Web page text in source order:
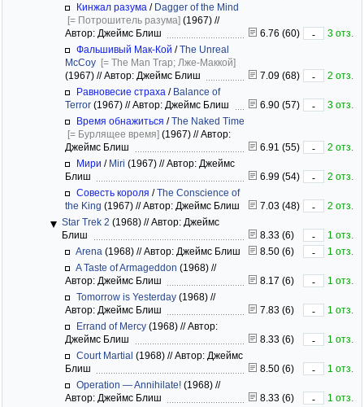
Кинжал разума / Dagger of the Mind
[= Потрошитель разума] (1967) //
Автор: Джеймс Блиш
6.76 (60) -
3 отз.
Фальшивый Мак-Кой /The Unreal
McCoy [= The Man Trap; Лже-Маккой]
(1967) //Автор: Джеймс Блиш 7.09 (68) -
2 отз.
Равновесие страха / Balance of
Terror (1967) //Автор: Джеймс Блиш 6.90 (57) -
3 отз.
Время обнажиться /The Naked Time
[= Бурлящее время] (1967) //Автор:
Джеймс Блиш
6.91 (55) -
2 отз.
Мири / Miri (1967) //Автор: Джеймс
Блиш
6.99 (54) -
2 отз.
Совесть короля /The Conscience of
the King (1967) //Автор: Джеймс Блиш 7.03 (48) -
2 отз.
Star Trek 2 (1968) //Автор: Джеймс
Блиш
8.33 (6) -
1 отз.
Arena (1968) //Автор: Джеймс Блиш 8.50 (6) -
1 отз.
A Taste of Armageddon (1968) //
Автор: Джеймс Блиш
8.17 (6) -
1 отз.
Tomorrow is Yesterday (1968) //
Автор: Джеймс Блиш
7.83 (6) -
1 отз.
Errand of Mercy (1968) //Автор:
Джеймс Блиш
8.33 (6) -
1 отз.
Court Martial (1968) //Автор: Джеймс
Блиш
8.50 (6) -
1 отз.
Operation — Annihilate! (1968) //
Автор: Джеймс Блиш
8.33 (6) -
1 отз.